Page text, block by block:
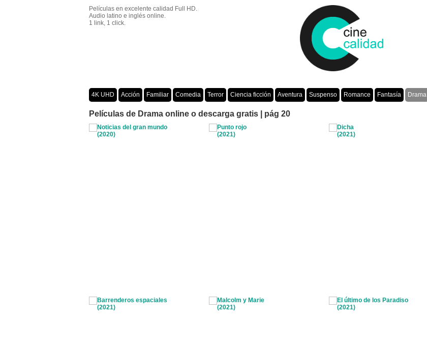
Películas en excelente calidad Full HD.
Audio latino e inglés online.
1 link, 1 click.
4K UHD Acción Familiar Comedia Terror Ciencia ficción Aventura Suspenso Romance Fantasía Drama
Crimen
Películas de Drama online o descarga gratis | pág 20